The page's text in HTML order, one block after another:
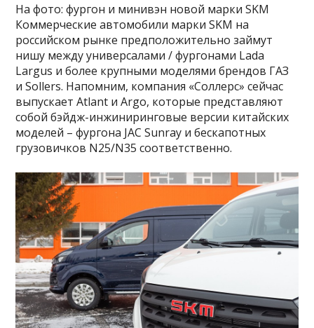
На фото: фургон и минивэн новой марки SKM
Коммерческие автомобили марки SKM на
российском рынке предположительно займут
нишу между универсалами / фургонами Lada
Largus и более крупными моделями брендов ГАЗ
и Sollers. Напомним, компания «Соллерс» сейчас
выпускает Atlant и Argo, которые представляют
собой бэйдж-инжиниринговые версии китайских
моделей – фургона JAC Sunray и бескапотных
грузовичков N25/N35 соответственно.